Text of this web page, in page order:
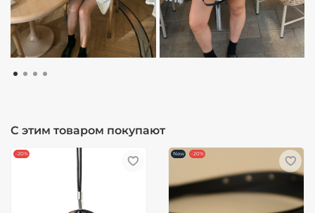
С этим товаром покупают
-20% New -20%